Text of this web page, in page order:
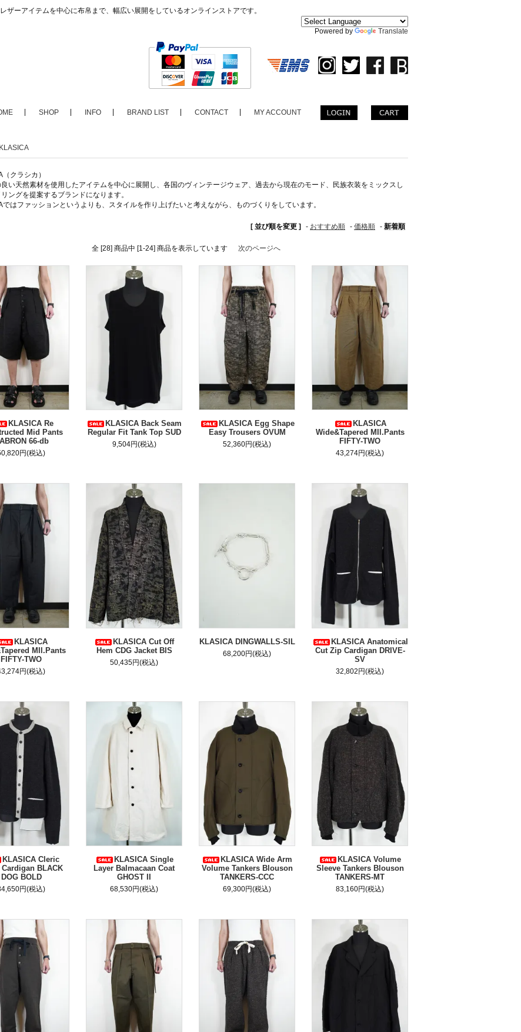
ザーアイテムを中心に布帛まで、幅広い展開をしているオンラインストアです。
Powered by Translate
SHOP INFO BRAND LIST CONTACT MY ACCOUNT
KLASICA
クラシカ）
い天然素材を使用したアイテムを中心に展開し、各国のヴィンテージウェア、過去から現在のモード、民族衣装をミックスし
ングを提案するブランドになります。
ではファッションというよりも、スタイルを作り上げたいと考えながら、ものづくりをしています。
[ 並び順を変更 ] - おすすめ順 - 価格順 - 新着順
全 [28] 商品中 [1-24] 商品を表示しています 次のページへ
KLASICA Re
Mid Pants
66-db
円(税込)
KLASICA Back Seam
Regular Fit Tank Top SUD
9,504円(税込)
KLASICA Egg Shape
Easy Trousers OVUM
52,360円(税込)
KLASICA
Wide&Tapered MIl.Pants
FIFTY-TWO
43,274円(税込)
KLASICA
MIl.Pants
FIFTY-TWO
円(税込)
KLASICA Cut Off
Hem CDG Jacket BIS
50,435円(税込)
KLASICA DINGWALLS-SIL
68,200円(税込)
KLASICA Anatomical
Cut Zip Cardigan DRIVE-
SV
32,802円(税込)
KLASICA Cleric
Cardigan BLACK
DOG BOLD
円(税込)
KLASICA Single
Layer Balmacaan Coat
GHOST II
68,530円(税込)
KLASICA Wide Arm
Volume Tankers Blouson
TANKERS-CCC
69,300円(税込)
KLASICA Volume
Sleeve Tankers Blouson
TANKERS-MT
83,160円(税込)